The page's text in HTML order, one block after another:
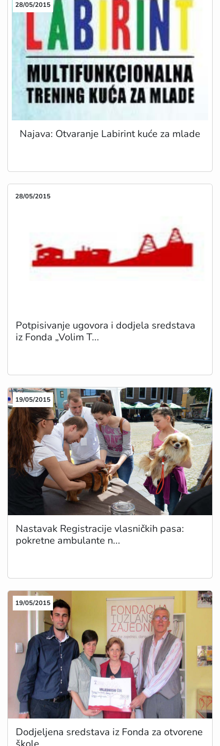
28/05/2015
Najava: Otvaranje Labirint kuće za mlade
28/05/2015
Potpisivanje ugovora i dodjela sredstava
iz Fonda „Volim T...
19/05/2015
Nastavak Registracije vlasničkih pasa:
pokretne ambulante n...
19/05/2015
Dodjeljena sredstava iz Fonda za otvorene